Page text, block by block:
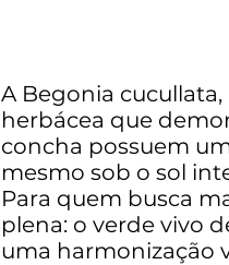
A Begonia
herbácea que
concha possuem
mesmo sob o sol
Para quem busca
plena: o verde vivo
uma harmonização